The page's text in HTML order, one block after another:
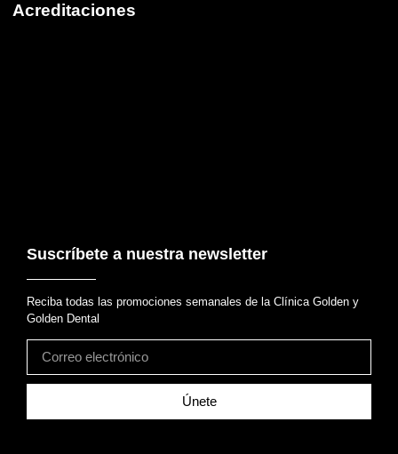
Acreditaciones
Suscríbete a nuestra newsletter
Reciba todas las promociones semanales de la Clínica Golden y
Golden Dental
Únete